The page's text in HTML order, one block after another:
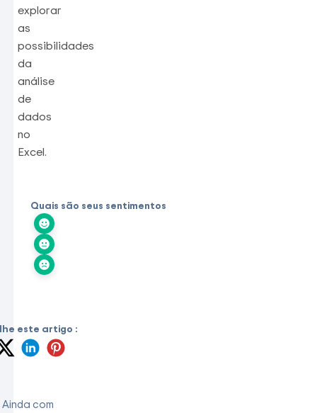
explorar
as
possibilidades
da
análise
de
dados
no
Excel.
Quais são seus sentimentos
este artigo :
Ainda com